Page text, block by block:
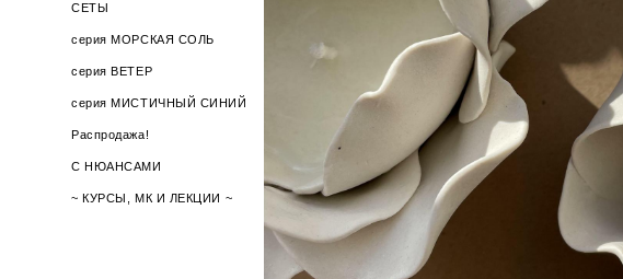
СЕТЫ
серия МОРСКАЯ СОЛЬ
серия ВЕТЕР
серия МИСТИЧНЫЙ СИНИЙ
Распродажа!
С НЮАНСАМИ
~ КУРСЫ, МК И ЛЕКЦИИ ~